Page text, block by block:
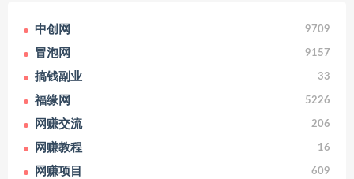
中创网 9709
冒泡网 9157
搞钱副业 33
福缘网 5226
网赚交流 206
网赚教程 16
网赚项目 609